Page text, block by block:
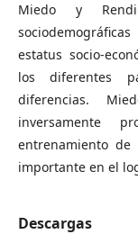
Miedo y
estatus socio-
los diferentes
diferencias.
inversamente
entrenamiento
importante en el
Descargas